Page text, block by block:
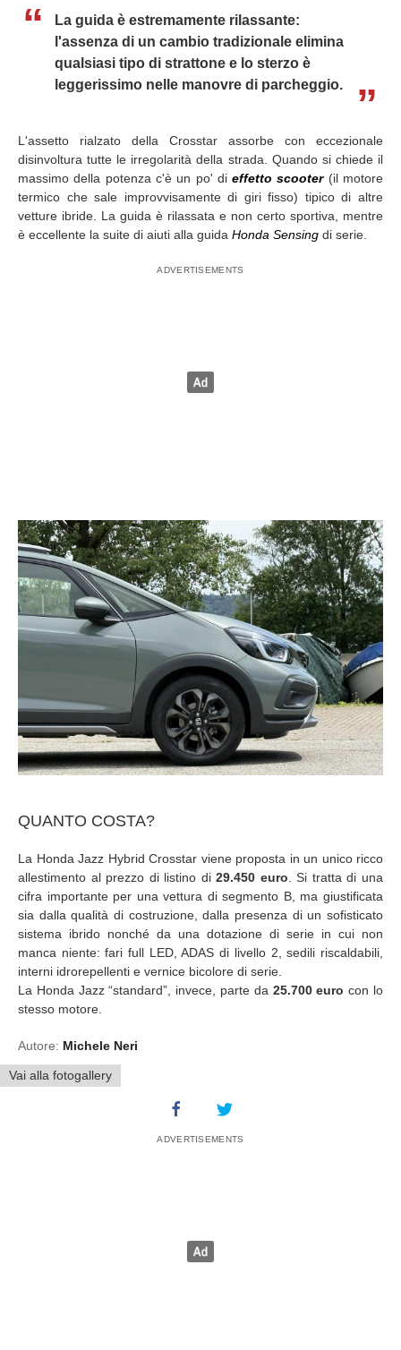
La guida è estremamente rilassante:
l'assenza di un cambio tradizionale elimina
qualsiasi tipo di strattone e lo sterzo è
leggerissimo nelle manovre di parcheggio.
L'assetto rialzato della Crosstar assorbe con eccezionale
disinvoltura tutte le irregolarità della strada. Quando si chiede il
massimo della potenza c'è un po' dieffetto scooter(il motore
termico che sale improvvisamente di giri fisso) tipico di altre
vetture ibride. La guida è rilassata e non certo sportiva, mentre
è eccellente la suite di aiuti alla guida Honda Sensing di serie.
QUANTO COSTA?
La Honda Jazz Hybrid Crosstar viene proposta in un unico ricco
allestimento al prezzo di listino di29.450 euro. Si tratta di una
cifra importante per una vettura di segmento B, ma giustificata
sia dalla qualità di costruzione, dalla presenza di un sofisticato
sistema ibrido nonché da una dotazione di serie in cui non
manca niente: fari full LED, ADAS di livello 2, sedili riscaldabili,
interni idrorepellenti e vernice bicolore di serie.
La Honda Jazz “standard”, invece, parte da 25.700 euro con lo
stesso motore.
Autore: Michele Neri
Vai alla fotogallery